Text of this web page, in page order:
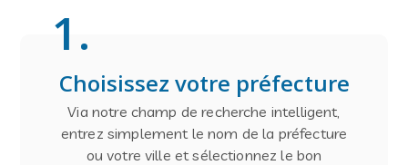
1.
Choisissez votre préfecture
Via notre champ de recherche intelligent,
entrez simplement le nom de la préfecture
ou votre ville et sélectionnez le bon